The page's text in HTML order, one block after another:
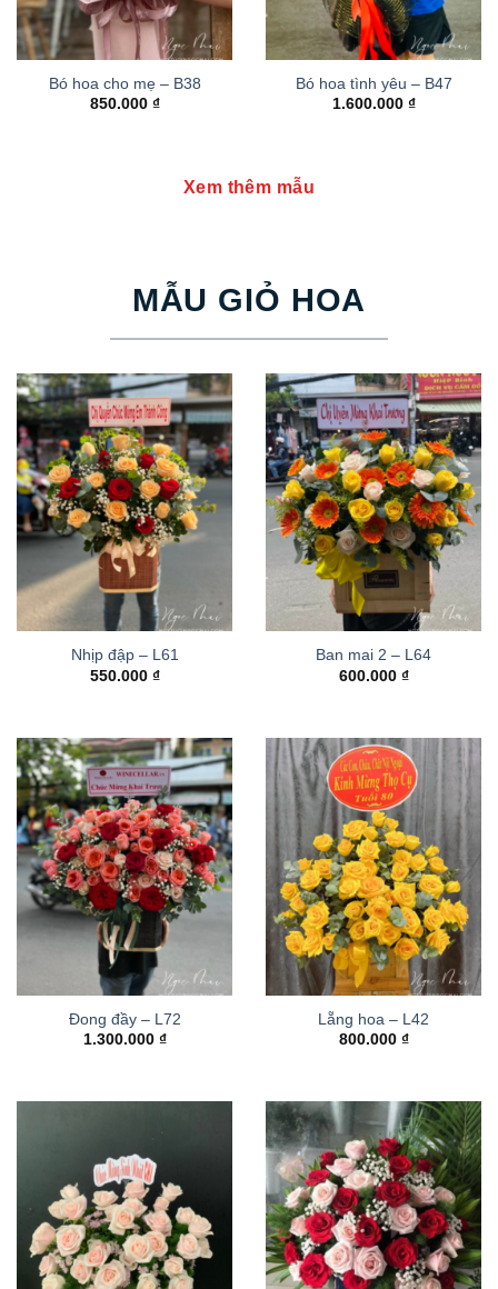
Bó hoa cho mẹ – B38
850.000 ₫
Bó hoa tình yêu – B47
1.600.000 ₫
Xem thêm mẫu
MẪU GIỎ HOA
Nhịp đập – L61
550.000 ₫
Ban mai 2 – L64
600.000 ₫
Đong đầy – L72
1.300.000 ₫
Lẵng hoa – L42
800.000 ₫